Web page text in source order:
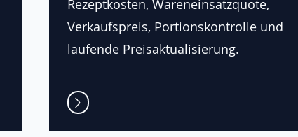
Rezeptkosten, Wareneinsatzquote,
Verkaufspreis, Portionskontrolle und
laufende Preisaktualisierung.